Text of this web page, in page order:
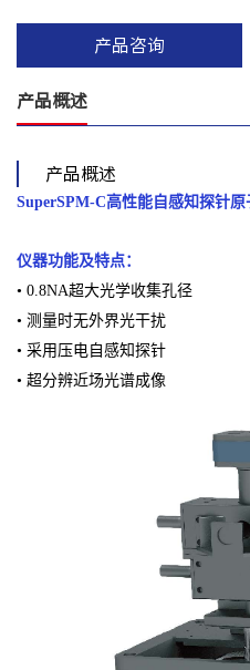
产品咨询
产品概述
产品概述
SuperSPM-C高性能自感知探针
仪器功能及特点：
• 0.8NA超大光学收集孔径
• 测量时无外界光干扰
• 采用压电自感知探针
• 超分辨近场光谱成像